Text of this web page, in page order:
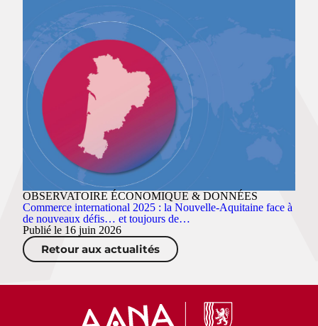
OBSERVATOIRE ÉCONOMIQUE & DONNÉES
Commerce international 2025 : la Nouvelle-Aquitaine face à
de nouveaux défis… et toujours de…
Publié le 16 juin 2026
Retour aux actualités